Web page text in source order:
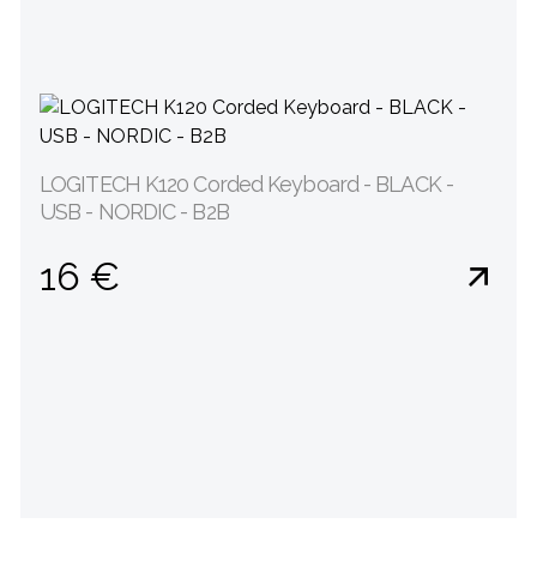
LOGITECH K120 Corded Keyboard - BLACK -
USB - NORDIC - B2B
16 €